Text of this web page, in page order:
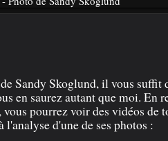
Sandy Skoglund, il vous suffit
en saurez autant que moi. En
pourrez voir des vidéos de
d'une de ses photos :